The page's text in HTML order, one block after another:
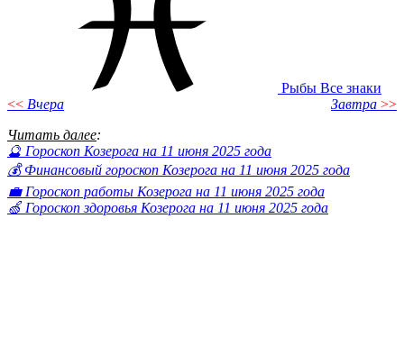
Рыбы Все знаки
<< Вчера Завтра >>
Читать далее:
🔮 Гороскоп Козерога на 11 июня 2025 года
💰 Финансовый гороскоп Козерога на 11 июня 2025 года
💼 Гороскоп работы Козерога на 11 июня 2025 года
🍏 Гороскоп здоровья Козерога на 11 июня 2025 года